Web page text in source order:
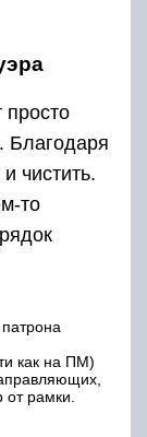
просто
Благодаря
чистить.
то
как на ПМ)
от рамки.